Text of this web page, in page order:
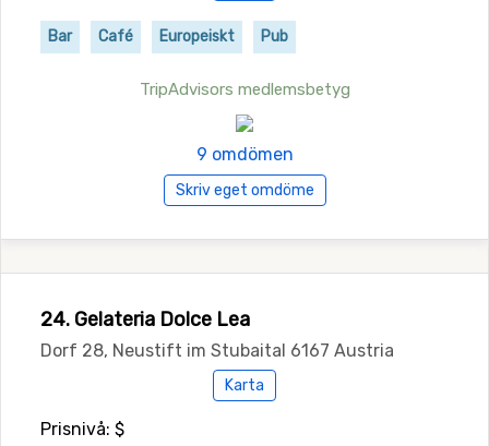
Bar Café Europeiskt Pub
TripAdvisors medlemsbetyg
9 omdömen
Skriv eget omdöme
24. Gelateria Dolce Lea
Dorf 28, Neustift im Stubaital 6167 Austria
Karta
Prisnivå: $